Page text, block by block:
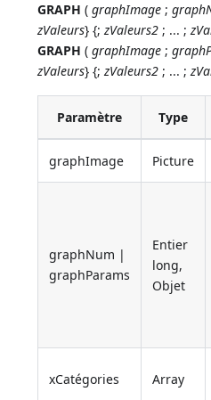
GRAPH (graphImage ;
zValeurs} {;zValeurs2 ; ... ;
GRAPH (graphImage ;
zValeurs} {;zValeurs2 ; ... ;
Paramètre Type
graphImage Picture
graphNum |
graphParams
Entier
long,
Objet
xCatégories Array